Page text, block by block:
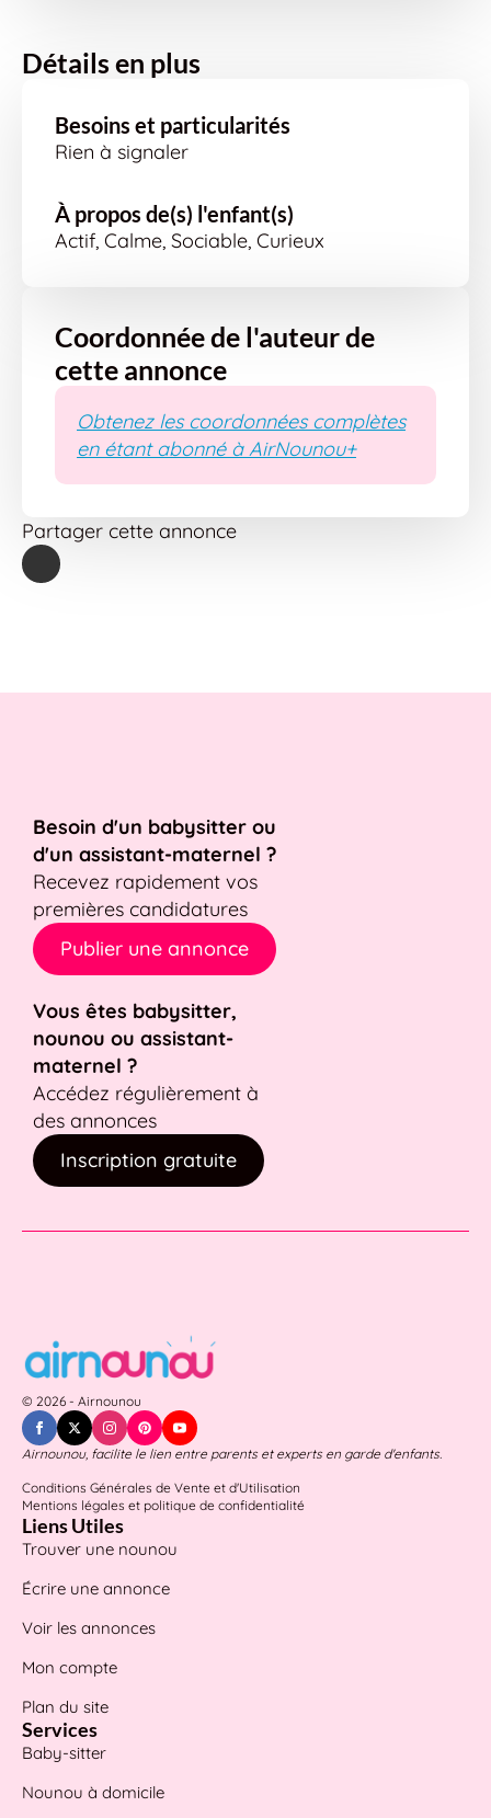
Détails en plus
Besoins et particularités
Rien à signaler
À propos de(s) l'enfant(s)
Actif, Calme, Sociable, Curieux
Coordonnée de l'auteur de
cette annonce
Obtenez les coordonnées complètes
en étant abonné à AirNounou+
Partager cette annonce
Besoin d'un babysitter ou
d'un assistant-maternel ?
Recevez rapidement vos
premières candidatures
Publier une annonce
Vous êtes babysitter,
nounou ou assistant-
maternel ?
Accédez régulièrement à
des annonces
Inscription gratuite
© 2026 - Airnounou
Airnounou, facilite le lien entre parents et experts en garde d'enfants.
Conditions Générales de Vente et d'Utilisation
Mentions légales et politique de confidentialité
Liens Utiles
Trouver une nounou
Écrire une annonce
Voir les annonces
Mon compte
Plan du site
Services
Baby-sitter
Nounou à domicile